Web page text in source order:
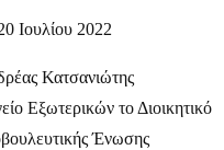
Ιουλίου 2022
Κατσανιώτης
Εξωτερικών το Διοικητικό
Ένωσης